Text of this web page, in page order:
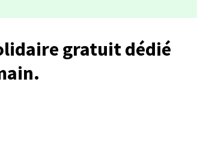
gratuit dédié